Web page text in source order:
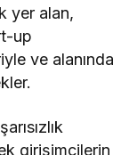
yer alan,
up
ve alanında
girişimcilerin